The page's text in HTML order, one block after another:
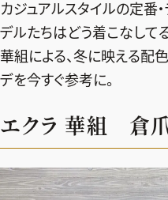
ダイエット
50代健康のお悩み
住まい
旅行＆グルメ
カルチャー
エクラ 華組ランキング
チームJマダムメンバ
チームJマダムランキ
チームJマダム特集
編集長コラム
あら、素敵☆ 手帖
占い
スペシャル占い
エクラ通販
エクラプレミアム
from編集部
カジュアルスタイルの定番
デルたちはどう着こなして
華組による、冬に映える配
デを今すぐ参考に。
エクラ 華組 倉